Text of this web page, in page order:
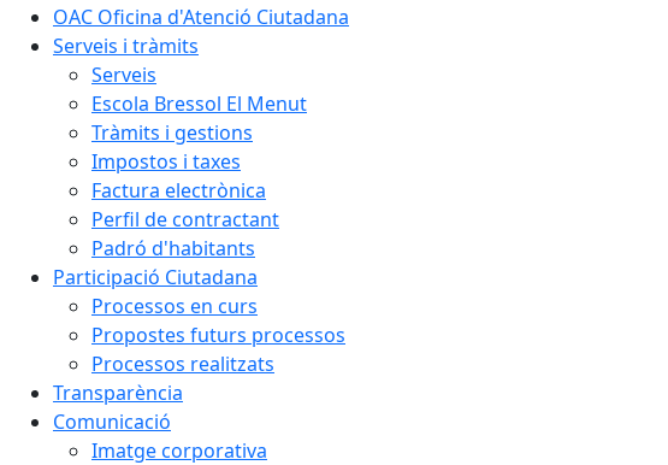
OAC Oficina d'Atenció Ciutadana
Serveis i tràmits
Serveis
Escola Bressol El Menut
Tràmits i gestions
Impostos i taxes
Factura electrònica
Perfil de contractant
Padró d'habitants
Participació Ciutadana
Processos en curs
Propostes futurs processos
Processos realitzats
Transparència
Comunicació
Imatge corporativa